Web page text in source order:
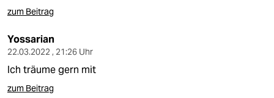
zum Beitrag
Yossarian
22.03.2022 , 21:26 Uhr
Ich träume gern mit
zum Beitrag